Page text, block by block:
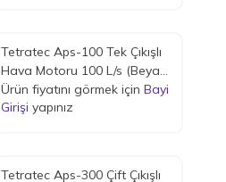
Tetratec Aps-100 Tek Çıkışlı
Hava Motoru 100 L/s (Beyaz)
2,5 W
Ürün fiyatını görmek için Bayi
Girişi yapınız
Tetratec Aps-300 Çift Çıkışlı